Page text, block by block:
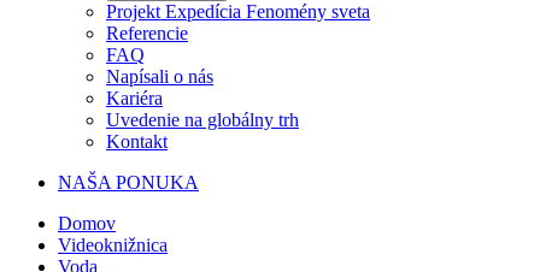
Projekt Expedícia Fenomény sveta
Referencie
FAQ
Napísali o nás
Kariéra
Uvedenie na globálny trh
Kontakt
NAŠA PONUKA
Domov
Videoknižnica
Voda